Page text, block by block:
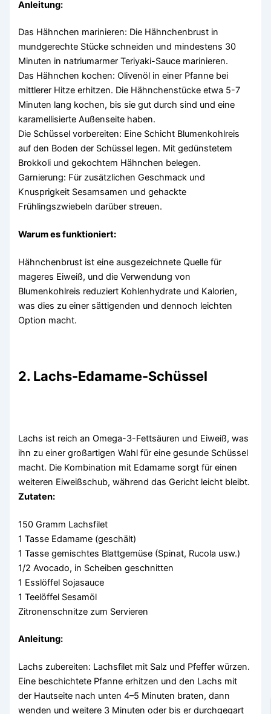
Anleitung:
Das Hähnchen marinieren: Die Hähnchenbrust in
mundgerechte Stücke schneiden und mindestens 30
Minuten in natriumarmer Teriyaki-Sauce marinieren.
Das Hähnchen kochen: Olivenöl in einer Pfanne bei
mittlerer Hitze erhitzen. Die Hähnchenstücke etwa 5-7
Minuten lang kochen, bis sie gut durch sind und eine
karamellisierte Außenseite haben.
Die Schüssel vorbereiten: Eine Schicht Blumenkohlreis
auf den Boden der Schüssel legen. Mit gedünstetem
Brokkoli und gekochtem Hähnchen belegen.
Garnierung: Für zusätzlichen Geschmack und
Knusprigkeit Sesamsamen und gehackte
Frühlingszwiebeln darüber streuen.
Warum es funktioniert:
Hähnchenbrust ist eine ausgezeichnete Quelle für
mageres Eiweiß, und die Verwendung von
Blumenkohlreis reduziert Kohlenhydrate und Kalorien,
was dies zu einer sättigenden und dennoch leichten
Option macht.
2. Lachs-Edamame-Schüssel
Lachs ist reich an Omega-3-Fettsäuren und Eiweiß, was
ihn zu einer großartigen Wahl für eine gesunde Schüssel
macht. Die Kombination mit Edamame sorgt für einen
weiteren Eiweißschub, während das Gericht leicht bleibt.
Zutaten:
150 Gramm Lachsfilet
1 Tasse Edamame (geschält)
1 Tasse gemischtes Blattgemüse (Spinat, Rucola usw.)
1/2 Avocado, in Scheiben geschnitten
1 Esslöffel Sojasauce
1 Teelöffel Sesamöl
Zitronenschnitze zum Servieren
Anleitung:
Lachs zubereiten: Lachsfilet mit Salz und Pfeffer würzen.
Eine beschichtete Pfanne erhitzen und den Lachs mit
der Hautseite nach unten 4–5 Minuten braten, dann
wenden und weitere 3 Minuten oder bis er durchgegart